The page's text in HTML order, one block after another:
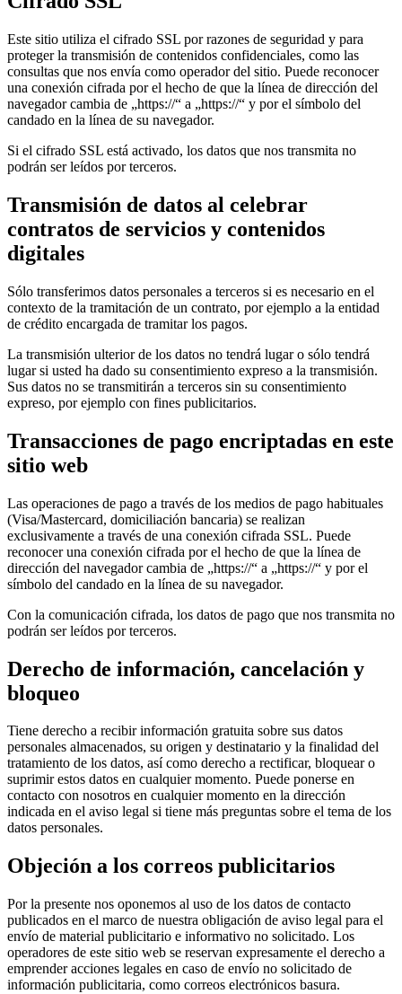
Este sitio utiliza el cifrado SSL por razones de seguridad y para
proteger la transmisión de contenidos confidenciales, como las
consultas que nos envía como operador del sitio. Puede reconocer
una conexión cifrada por el hecho de que la línea de dirección del
navegador cambia de „https://“ a „https://“ y por el símbolo del
candado en la línea de su navegador.
Si el cifrado SSL está activado, los datos que nos transmita no
podrán ser leídos por terceros.
Transmisión de datos al celebrar
contratos de servicios y contenidos
digitales
Sólo transferimos datos personales a terceros si es necesario en el
contexto de la tramitación de un contrato, por ejemplo a la entidad
de crédito encargada de tramitar los pagos.
La transmisión ulterior de los datos no tendrá lugar o sólo tendrá
lugar si usted ha dado su consentimiento expreso a la transmisión.
Sus datos no se transmitirán a terceros sin su consentimiento
expreso, por ejemplo con fines publicitarios.
Transacciones de pago encriptadas en este
sitio web
Las operaciones de pago a través de los medios de pago habituales
(Visa/Mastercard, domiciliación bancaria) se realizan
exclusivamente a través de una conexión cifrada SSL. Puede
reconocer una conexión cifrada por el hecho de que la línea de
dirección del navegador cambia de „https://“ a „https://“ y por el
símbolo del candado en la línea de su navegador.
Con la comunicación cifrada, los datos de pago que nos transmita no
podrán ser leídos por terceros.
Derecho de información, cancelación y
bloqueo
Tiene derecho a recibir información gratuita sobre sus datos
personales almacenados, su origen y destinatario y la finalidad del
tratamiento de los datos, así como derecho a rectificar, bloquear o
suprimir estos datos en cualquier momento. Puede ponerse en
contacto con nosotros en cualquier momento en la dirección
indicada en el aviso legal si tiene más preguntas sobre el tema de los
datos personales.
Objeción a los correos publicitarios
Por la presente nos oponemos al uso de los datos de contacto
publicados en el marco de nuestra obligación de aviso legal para el
envío de material publicitario e informativo no solicitado. Los
operadores de este sitio web se reservan expresamente el derecho a
emprender acciones legales en caso de envío no solicitado de
información publicitaria, como correos electrónicos basura.